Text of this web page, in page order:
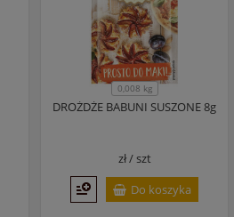
0,008 kg
DROŻDŻE BABUNI SUSZONE 8g
zł /szt
Do koszyka